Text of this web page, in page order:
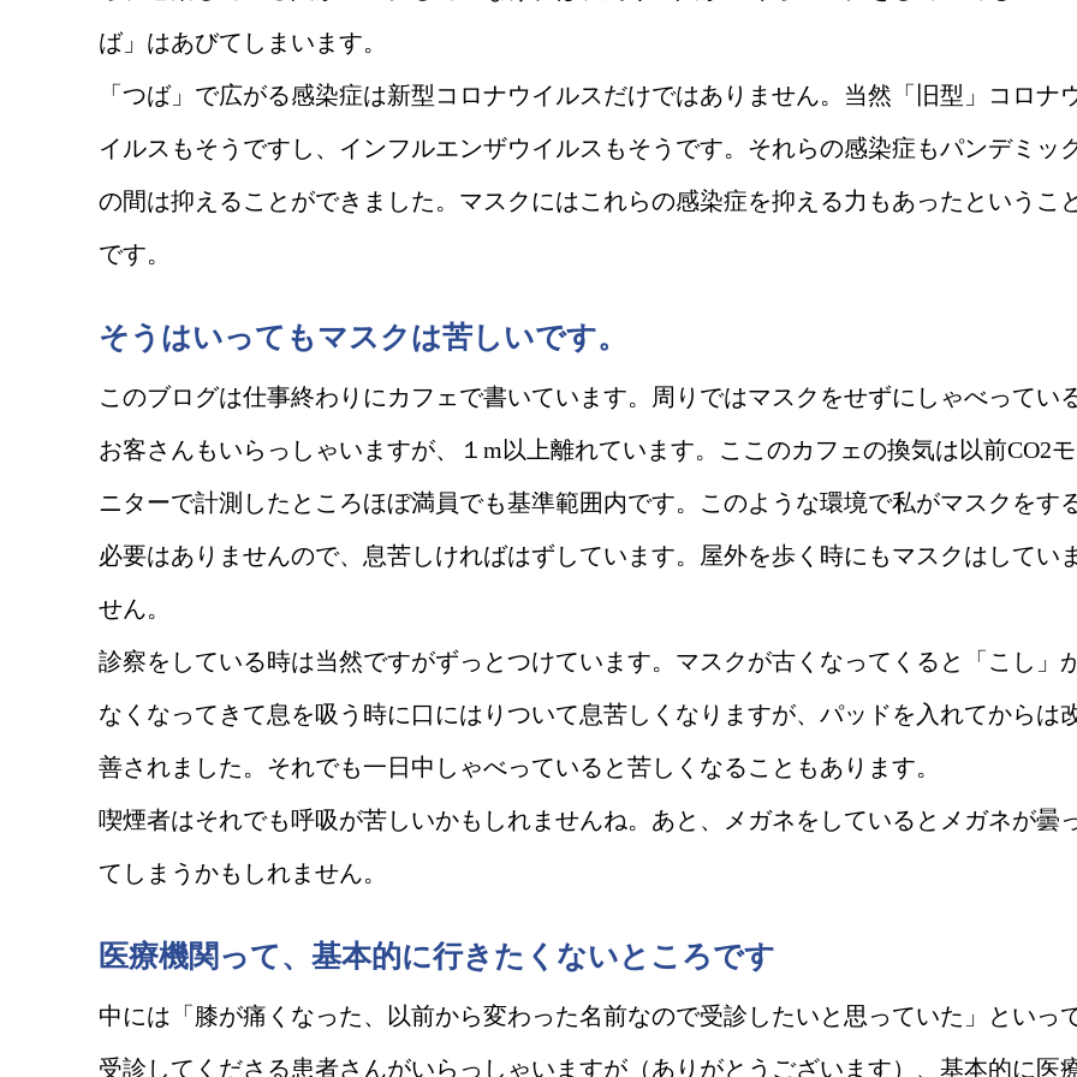
ば」はあびてしまいます。
「つば」で広がる感染症は新型コロナウイルスだけではありません。当然「旧型」コロナ
イルスもそうですし、インフルエンザウイルスもそうです。それらの感染症もパンデミッ
の間は抑えることができました。マスクにはこれらの感染症を抑える力もあったというこ
です。
そうはいってもマスクは苦しいです。
このブログは仕事終わりにカフェで書いています。周りではマスクをせずにしゃべってい
お客さんもいらっしゃいますが、１m以上離れています。ここのカフェの換気は以前CO2モ
ニターで計測したところほぼ満員でも基準範囲内です。このような環境で私がマスクをす
必要はありませんので、息苦しければはずしています。屋外を歩く時にもマスクはしていま
せん。
診察をしている時は当然ですがずっとつけています。マスクが古くなってくると「こし」
なくなってきて息を吸う時に口にはりついて息苦しくなりますが、パッドを入れてからは
善されました。それでも一日中しゃべっていると苦しくなることもあります。
喫煙者はそれでも呼吸が苦しいかもしれませんね。あと、メガネをしているとメガネが曇
てしまうかもしれません。
医療機関って、基本的に行きたくないところです
中には「膝が痛くなった、以前から変わった名前なので受診したいと思っていた」といっ
受診してくださる患者さんがいらっしゃいますが（ありがとうございます）、基本的に医